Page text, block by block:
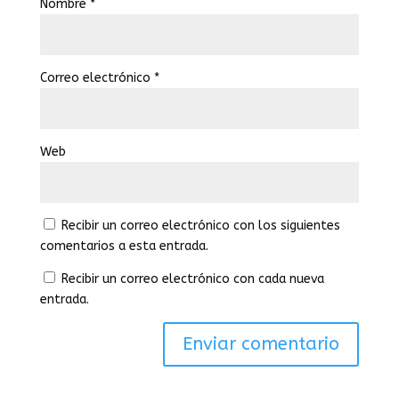
Nombre *
Correo electrónico *
Web
Recibir un correo electrónico con los siguientes
comentarios a esta entrada.
Recibir un correo electrónico con cada nueva
entrada.